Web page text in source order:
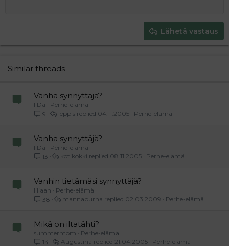
26
Lähetä vastaus
Similar threads
Vanha synnyttäjä?
IiDa
Perhe-elämä
9
Perhe-elämä
04.11.2005
leppis
Vanha synnyttäjä?
IiDa
Perhe-elämä
13
Perhe-elämä
08.11.2005
kotikokki
Vanhin tietämäsi synnyttäjä?
liliaan
Perhe-elämä
38
Perhe-elämä
02.03.2009
mannapurna
Mikä on iltatähti?
summermom
Perhe-elämä
14
Perhe-elämä
21.04.2005
Augustina